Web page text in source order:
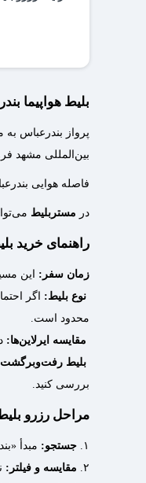
بیشتر
شرایط کنسلی
لغو بلیط
بلیط هواپیما
پرواز بندرعباس
بین‌المللی مشهد
فاصله هوایی
در مستربلیط
راهنمای خرید
زمان سفر: این
نوع بلیط: اگر
محدود است.
مقایسه ایرلاین‌ها:
بلیط
بررسی کنید.
مراحل رزرو
۱. جستجو: مبدأ
۲. مقایسه و فیلتر: